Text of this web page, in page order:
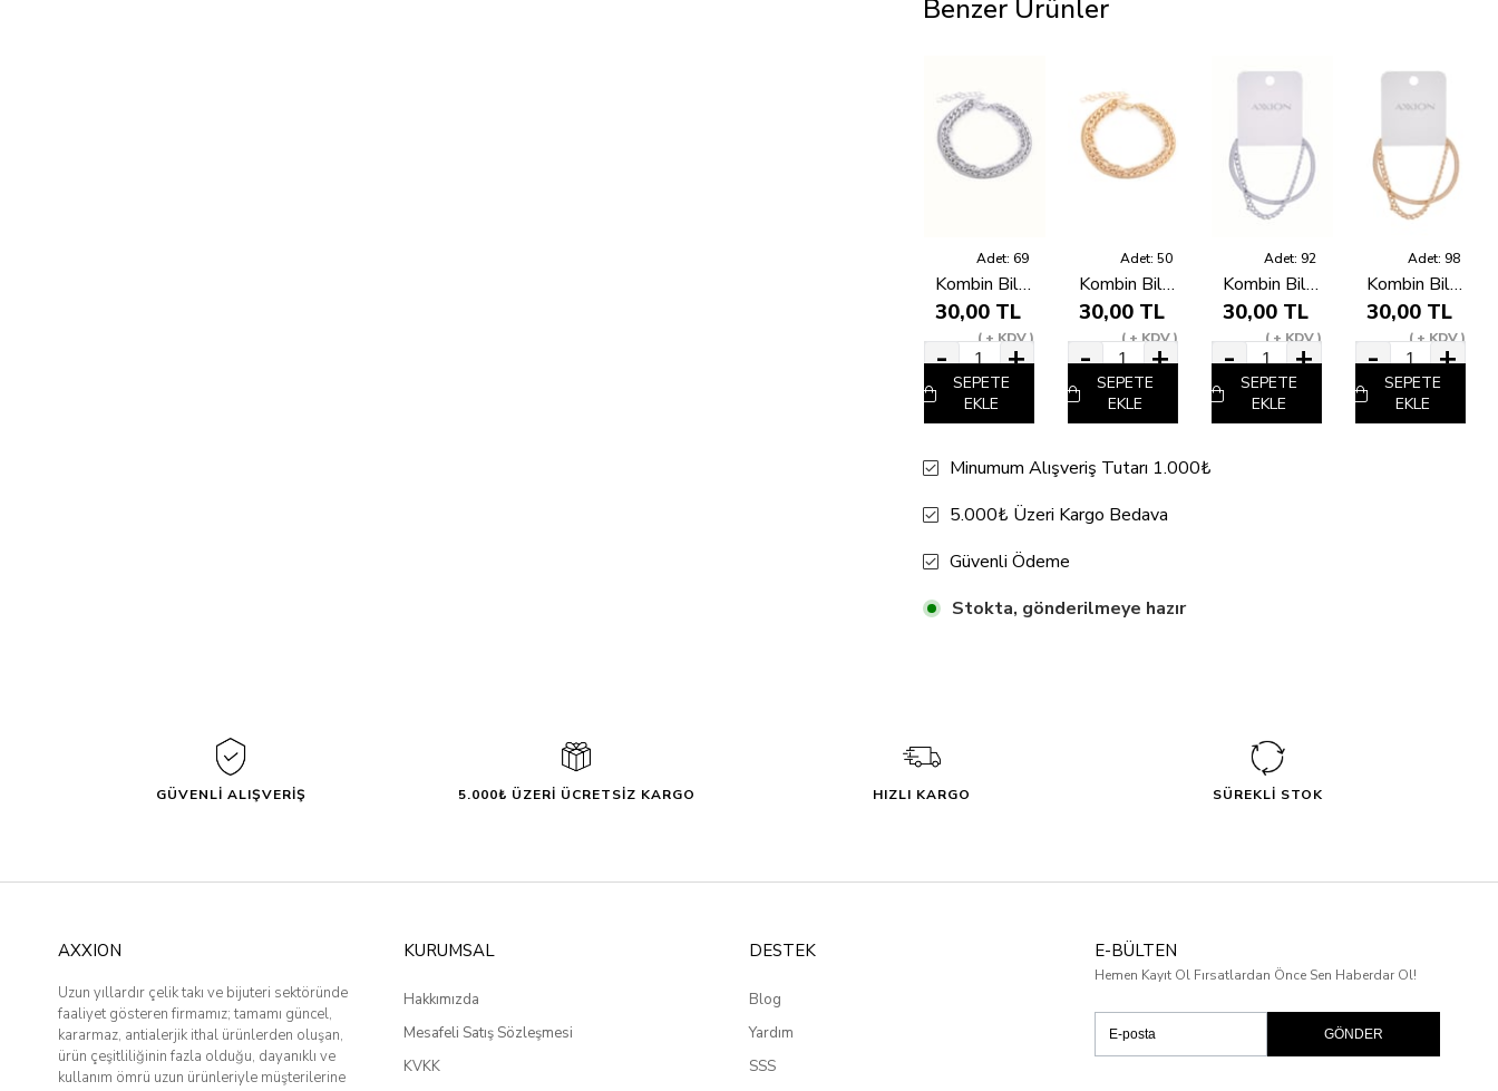
Benzer Ürünler
Adet: 69
Kombin Bileklik Silver
30,00 TL
+ KDV
SEPETE
EKLE
Adet: 50
Kombin Bileklik Gold
30,00 TL
+ KDV
SEPETE
EKLE
Adet: 92
Kombin Bileklik Silver
30,00 TL
+ KDV
SEPETE
EKLE
Adet: 98
Kombin Bileklik Gold
30,00 TL
+ KDV
SEPETE
EKLE
Minumum Alışveriş Tutarı 1.000₺
5.000₺ Üzeri Kargo Bedava
Güvenli Ödeme
Stokta, gönderilmeye hazır
GÜVENLİ ALIŞVERİŞ 5.000₺ ÜZERİ ÜCRETSİZ KARGO HIZLI KARGO SÜREKLİ STOK
AXXION
Uzun yıllardır çelik takı ve bijuteri sektöründe
faaliyet gösteren firmamız; tamamı güncel,
kararmaz, antialerjik ithal ürünlerden oluşan,
ürün çeşitliliğinin fazla olduğu, dayanıklı ve
kullanım ömrü uzun ürünleriyle müşterilerine
KURUMSAL
Hakkımızda
Mesafeli Satış Sözleşmesi
KVKK
DESTEK
Blog
Yardım
SSS
E-BÜLTEN
Hemen Kayıt Ol Fırsatlardan Önce Sen Haberdar Ol!
GÖNDER